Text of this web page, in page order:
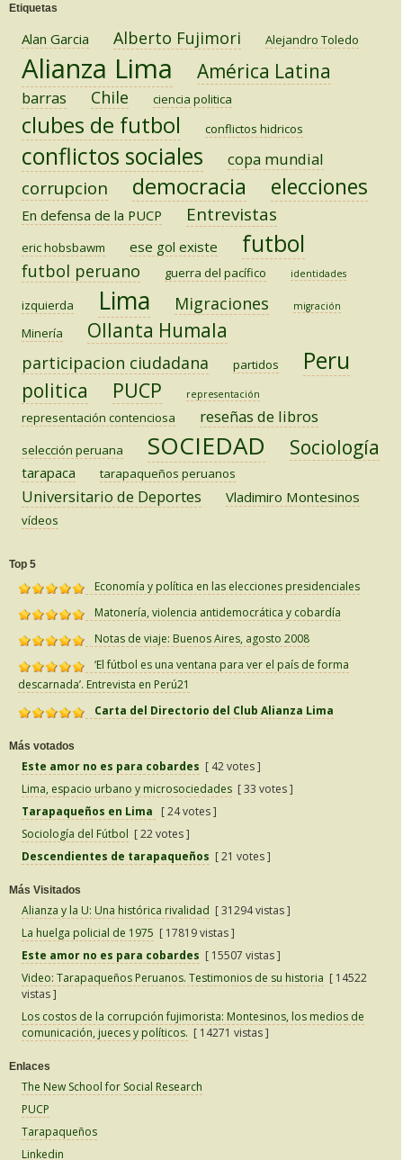
Etiquetas
Alan Garcia Alberto Fujimori Alejandro Toledo
Alianza Lima América Latina
barras Chile ciencia politica
clubes de futbol conflictos hidricos
conflictos sociales copa mundial
corrupcion democracia elecciones
En defensa de la PUCP Entrevistas
eric hobsbawm ese gol existe futbol
futbol peruano guerra del pacífico identidades
izquierda Lima Migraciones migración
Minería Ollanta Humala
participacion ciudadana partidos Peru
politica PUCP representación
representación contenciosa reseñas de libros
selección peruana SOCIEDAD Sociología
tarapaca tarapaqueños peruanos
Universitario de Deportes Vladimiro Montesinos
vídeos
Top 5
Economía y política en las elecciones presidenciales
Matonería, violencia antidemocrática y cobardía
Notas de viaje: Buenos Aires, agosto 2008
‘El fútbol es una ventana para ver el país de forma
descarnada’. Entrevista en Perú21
Carta del Directorio del Club Alianza Lima
Más votados
Este amor no es para cobardes [ 42 votes ]
Lima, espacio urbano y microsociedades [ 33 votes ]
Tarapaqueños en Lima
[ 24 votes ]
Sociología del Fútbol [ 22 votes ]
Descendientes de tarapaqueños [ 21 votes ]
Más Visitados
Alianza y la U: Una histórica rivalidad [ 31294 vistas ]
La huelga policial de 1975 [ 17819 vistas ]
Este amor no es para cobardes [ 15507 vistas ]
Video: Tarapaqueños Peruanos. Testimonios de su historia [ 14522
vistas ]
Los costos de la corrupción fujimorista: Montesinos, los medios de
comunicación, jueces y políticos. [ 14271 vistas ]
Enlaces
The New School for Social Research
PUCP
Tarapaqueños
Linkedin